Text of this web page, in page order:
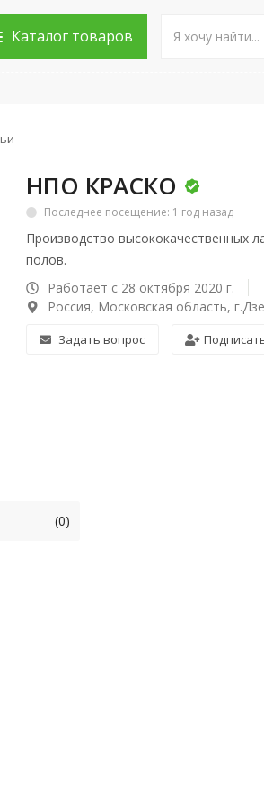
Каталог товаров
НПО КРАСКО
Последнее посещение: 1 год назад
Производство высококачественных
полов.
Работает с 28 октября 2020 г.
Россия, Московская область,
Задать вопрос
(0)